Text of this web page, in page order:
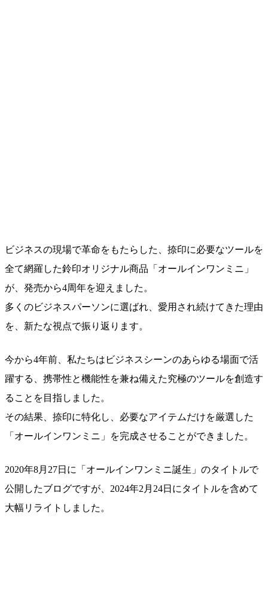
ビジネスの現場で革命をもたらした、捺印に必要なツールを
全て網羅した鈴印オリジナル商品「オールインワンミニ」
が、発売から4周年を迎えました。
多くのビジネスパーソンに選ばれ、愛用され続けてきた理由
を、新たな視点で振り返ります。
今から4年前、私たちはビジネスシーンのあらゆる場面で活
躍する、携帯性と機能性を兼ね備えた究極のツールを創造す
ることを目指しました。
その結果、捺印に特化し、必要なアイテムだけを厳選した
「オールインワンミニ」を完成させることができました。
2020年8月27日に「オールインワンミニ誕生」のタイトルで
公開したブログですが、2024年2月24日にタイトルを含めて
大幅リライトしました。